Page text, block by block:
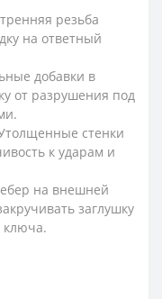
резьба
на ответный
добавки в
от разрушения под
стенки
к ударам и
на внешней
заглушку
ключа.